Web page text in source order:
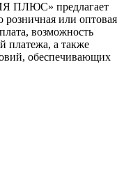
предлагает
розничная или оптовая
возможность
платежа, а также
обеспечивающих